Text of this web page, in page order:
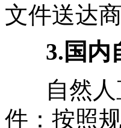
文件送达
3.国内
自然
件：按照